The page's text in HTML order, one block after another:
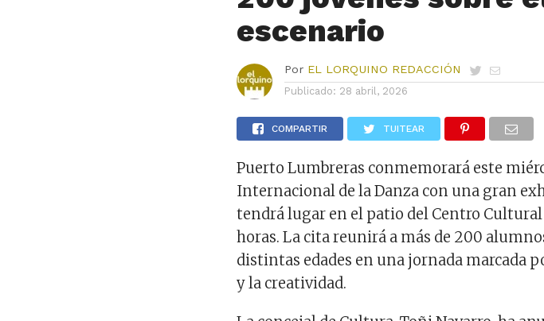
escenario
Por EL LORQUINO REDACCIÓN
Publicado: 28 abril, 2026
COMPARTIR TUITEAR
Puerto Lumbreras conmemorará este
Internacional de la Danza con una gran
tendrá lugar en el patio del Centro Cultural
horas. La cita reunirá a más de 200
distintas edades en una jornada marcada
y la creatividad.